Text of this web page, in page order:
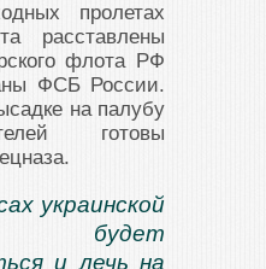
пролетах
расставлены
флота РФ
ФСБ России.
на палубу
готовы
украинской
будет
и лечь на